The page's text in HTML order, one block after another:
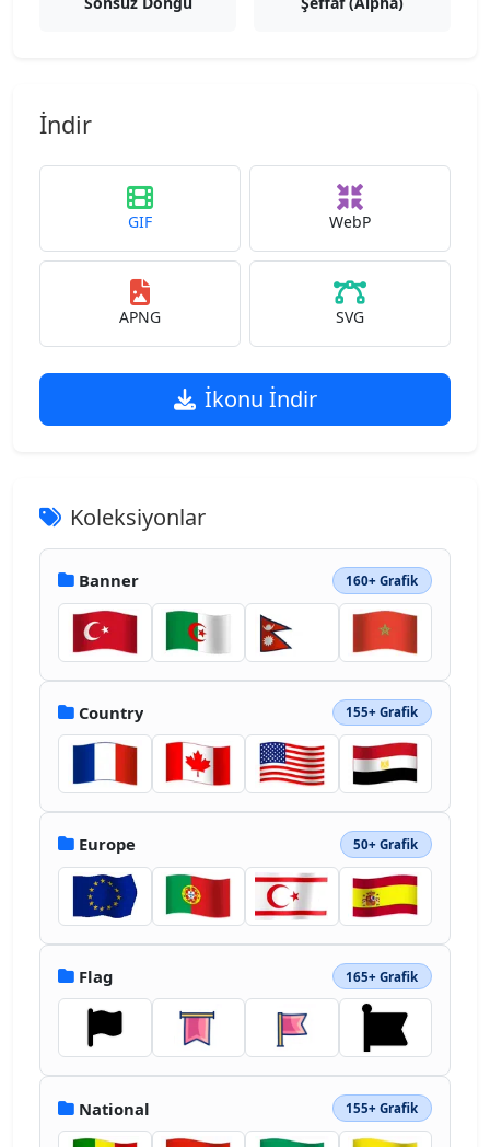
İndir
GIF WebP
APNG SVG
İkonu İndir
Koleksiyonlar
Banner 160+ Grafik
Country 155+ Grafik
Europe 50+ Grafik
Flag 165+ Grafik
National 155+ Grafik